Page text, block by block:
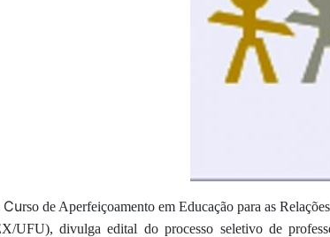
rso de Aperfeiçoamento em Educação para as
UFU), divulga edital do processo seletivo de